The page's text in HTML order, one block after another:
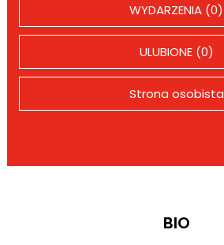
WYDARZENIA (0)
ULUBIONE (0)
Strona osobista
BIO